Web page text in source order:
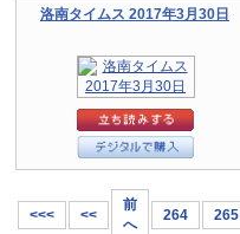
洛南タイムス 2017年3月30日
<<< <<
前
へ
264 265